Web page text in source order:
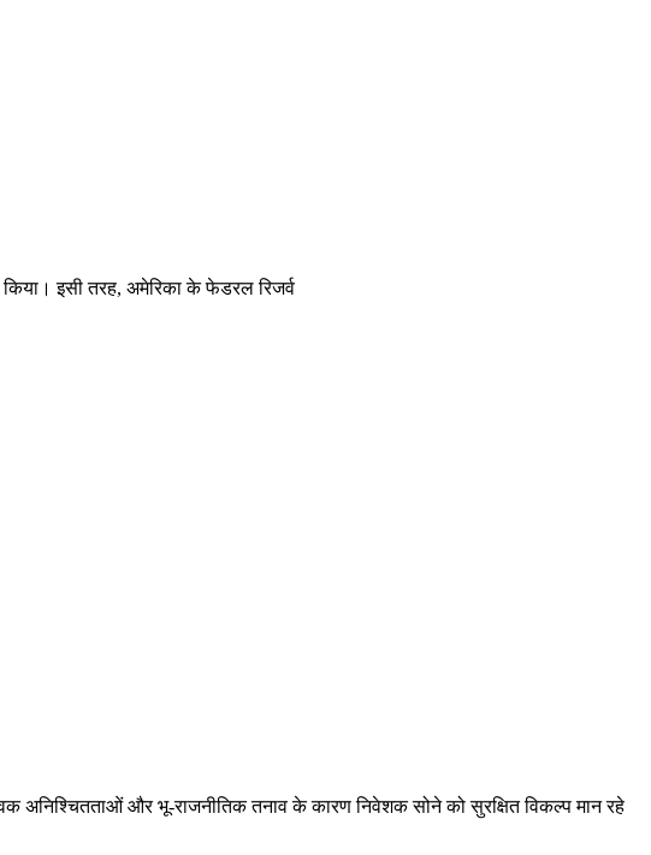
इसी तरह, अमेरिका के फेडरल रिजर्व
अनिश्चितताओं और भू-राजनीतिक तनाव के कारण निवेशक सोने को सुरक्षित विकल्प मान रहे